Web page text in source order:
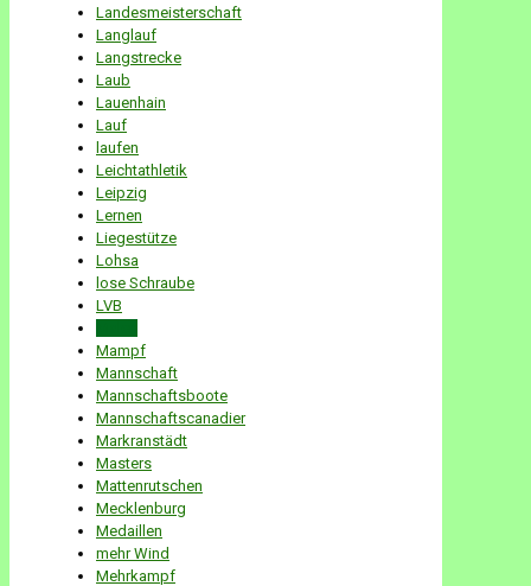
Landesmeisterschaft
Langlauf
Langstrecke
Laub
Lauenhain
Lauf
laufen
Leichtathletik
Leipzig
Lernen
Liegestütze
Lohsa
lose Schraube
LVB
Mampf
Mannschaft
Mannschaftsboote
Mannschaftscanadier
Markranstädt
Masters
Mattenrutschen
Mecklenburg
Medaillen
mehr Wind
Mehrkampf